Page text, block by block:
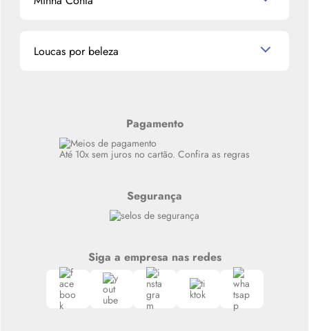
Quem somos
La Vie Est Belle Lancôme
Meus endereços
Loucas por beleza
Siga nosso canal no Whatsapp
Pagamento
Até 10x sem juros no cartão. Confira as regras
Segurança
Siga a empresa nas redes